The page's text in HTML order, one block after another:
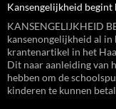
Kansengelijkheid begint
KANSENGELIJKHEID
kansenongelijkheid al in
krantenartikel in het
Dit naar aanleiding van
hebben om de
kinderen te kunnen